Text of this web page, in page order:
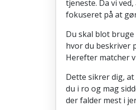
tjeneste. Da vi
fokuseret på at
Du skal blot
hvor du beskriver
Herefter matcher
Dette sikrer dig,
du i ro og mag
der falder mest i